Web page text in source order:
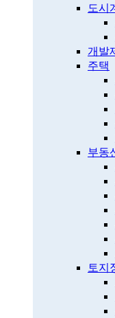
도시
개발
주택
부동
토지